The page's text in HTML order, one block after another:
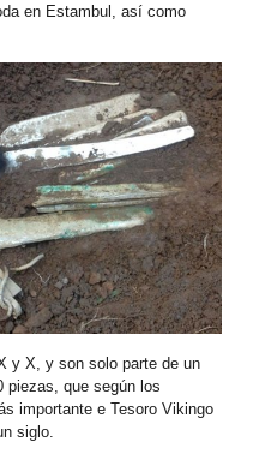
en Estambul, así como
y X, y son solo parte de un
piezas, que según los
importante e Tesoro Vikingo
siglo.